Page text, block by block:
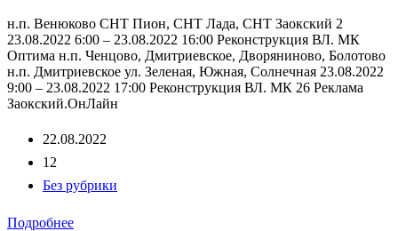
н.п. Венюково СНТ Пион, СНТ Лада, СНТ Заокский 2
23.08.2022 6:00 – 23.08.2022 16:00 Реконструкция ВЛ. МК
Оптима н.п. Ченцово, Дмитриевское, Дворяниново, Болотово
н.п. Дмитриевское ул. Зеленая, Южная, Солнечная 23.08.2022
9:00 – 23.08.2022 17:00 Реконструкция ВЛ. МК 26 Реклама
Заокский.ОнЛайн
22.08.2022
12
Без рубрики
Подробнее